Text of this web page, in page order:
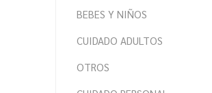
BEBES Y NIÑOS
CUIDADO ADULTOS
OTROS